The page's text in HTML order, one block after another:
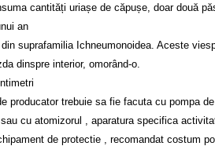
cantități uriașe de căpușe, doar două
an
suprafamilia Ichneumonoidea. Aceste
dinspre interior, omorând-o.
producator trebuie sa fie facuta cu pompa
cu atomizorul , aparatura specifica
de protectie , recomandat costum